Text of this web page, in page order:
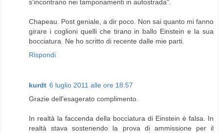
s'incontrano nei tamponamenti in autostrada".
Chapeau. Post geniale, a dir poco. Non sai quanto mi fanno
girare i coglioni quelli che tirano in ballo Einstein e la sua
bocciatura. Ne ho scritto di recente dalle mie parti.
Rispondi
kurdt 6 luglio 2011 alle ore 18:57
Grazie dell'esagerato complimento.
In realtà la faccenda della bocciatura di Einstein è falsa. In
realtà stava sostenendo la prova di ammissione per il